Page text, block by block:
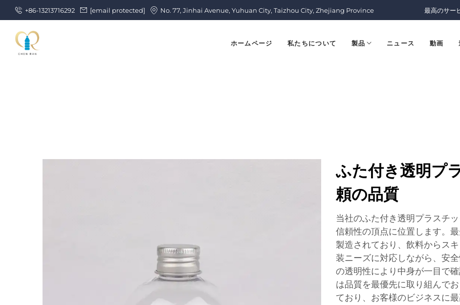
+86-13213716292 [email protected] No. 77, Jinhai Avenue, Yuhuan City, Taizhou City, Zhejiang Province 最高のサー
ホームページ 私たちについて 製品 ニュース 動画
ふた付き透明プ
頼の品質
当社のふた付き透明プラスチ
信頼性の頂点に位置します。
製造されており、飲料からス
装ニーズに対応しながら、安
の透明性により中身が一目で
は品質を最優先に取り組んで
ており、お客様のビジネスに